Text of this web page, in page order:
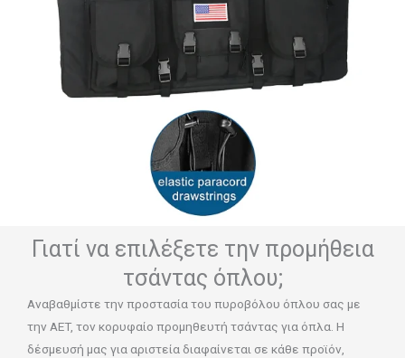
Γιατί να επιλέξετε την προμήθεια
τσάντας όπλου;
Αναβαθμίστε την προστασία του πυροβόλου όπλου σας με
την AET, τον κορυφαίο προμηθευτή τσάντας για όπλα. Η
δέσμευσή μας για αριστεία διαφαίνεται σε κάθε προϊόν,